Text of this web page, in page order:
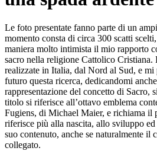
Le foto presentate fanno parte di un
momento consta di circa 300 scatti
maniera molto intimista il mio rapporto
sacro nella religione Cattolico Cristiana.
realizzate in Italia, dal Nord al Sud, e mi
futuro questa ricerca, dedicandomi
rappresentazione del concetto di Sacro,
titolo si riferisce all’ottavo emblema
Fugiens, di Michael Maier, e richiama il
riferisce più alla nascita, allo sviluppo
suo contenuto, anche se naturalmente il
collegato.